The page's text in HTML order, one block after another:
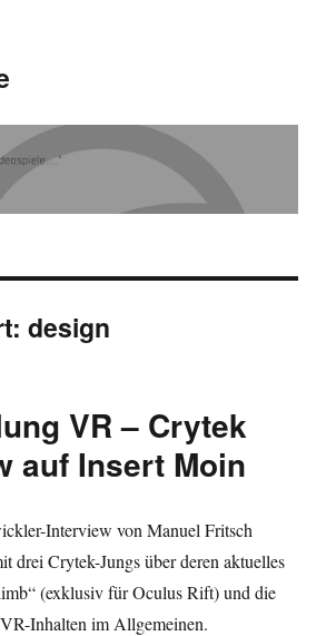
design
VR – Crytek
auf Insert Moin
Interview von Manuel Fritsch
drei Crytek-Jungs über deren aktuelles
(exklusiv für Oculus Rift) und die
Inhalten im Allgemeinen.